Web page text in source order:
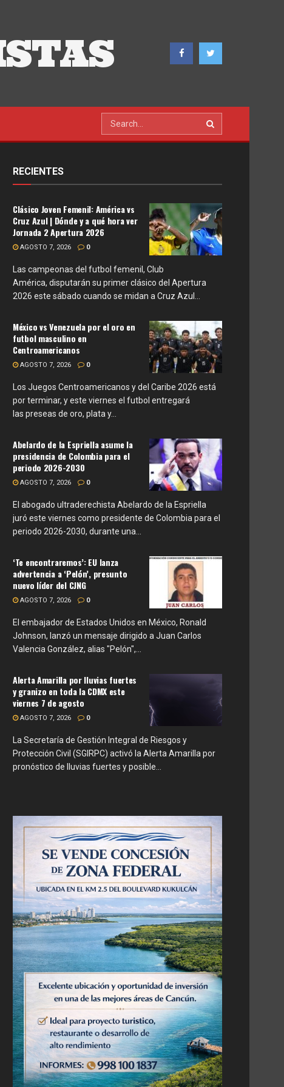
RECIENTES
Clásico Joven Femenil: América vs
Cruz Azul | Dónde y a qué hora ver
Jornada 2 Apertura 2026
AGOSTO 7, 2026 0
Las campeonas del futbol femenil, Club
América, disputarán su primer clásico del Apertura
2026 este sábado cuando se midan a Cruz Azul...
México vs Venezuela por el oro en
futbol masculino en
Centroamericanos
AGOSTO 7, 2026 0
Los Juegos Centroamericanos y del Caribe 2026 está
por terminar, y este viernes el futbol entregará
las preseas de oro, plata y...
Abelardo de la Espriella asume la
presidencia de Colombia para el
periodo 2026-2030
AGOSTO 7, 2026 0
El abogado ultraderechista Abelardo de la Espriella
juró este viernes como presidente de Colombia para el
periodo 2026-2030, durante una...
‘Te encontraremos’: EU lanza
advertencia a ‘Pelón’, presunto
nuevo líder del CJNG
AGOSTO 7, 2026 0
El embajador de Estados Unidos en México, Ronald
Johnson, lanzó un mensaje dirigido a Juan Carlos
Valencia González, alias "Pelón",...
Alerta Amarilla por lluvias fuertes
y granizo en toda la CDMX este
viernes 7 de agosto
AGOSTO 7, 2026 0
La Secretaría de Gestión Integral de Riesgos y
Protección Civil (SGIRPC) activó la Alerta Amarilla por
pronóstico de lluvias fuertes y posible...